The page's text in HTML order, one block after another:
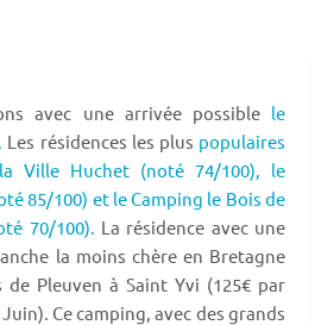
avec une arrivée possible le
Les résidences les plus populaires
Ville Huchet (noté 74/100), le
85/100) et le Camping le Bois de
70/100). La résidence avec une
la moins chère en Bretagne
Pleuven à Saint Yvi (125€ par
Ce camping, avec des grands